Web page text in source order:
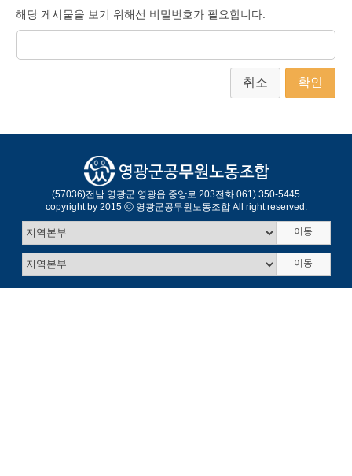
해당 게시물을 보기 위해선 비밀번호가 필요합니다.
취소 확인
(57036)전남 영광군 영광읍 중앙로 203전화 061) 350-5445
copyright by 2015 ⓒ 영광군공무원노동조합 All right reserved.
이동
이동